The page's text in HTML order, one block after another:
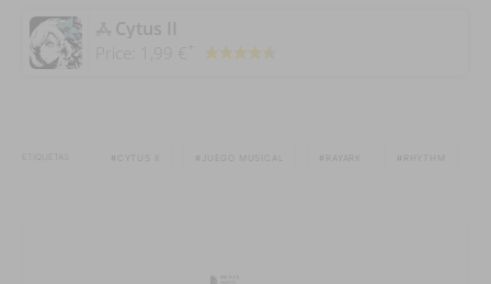
‎Cytus II
ETIQUETAS JUEGO MUSICAL RAYARK RHYTHM